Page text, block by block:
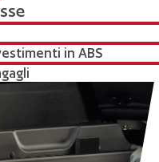
in ABS